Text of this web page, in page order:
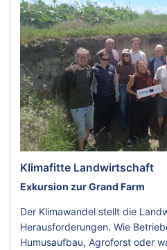
Klimafitte Landwirtschaft
Exkursion zur Grand Farm
Der Klimawandel stellt die
Herausforderungen. Wie
Humusaufbau, Agroforst oder